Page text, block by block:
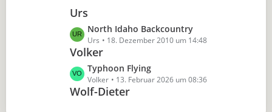
e
B
e
i
t
r
ä
g
Urs
L
e
t
z
t
e
North Idaho Backcountry
Urs 18. Dezember 2010 um 14:48
Volker
L
e
t
Typhoon Flying
Volker 13. Februar 2026 um 08:36
Wolf-Dieter